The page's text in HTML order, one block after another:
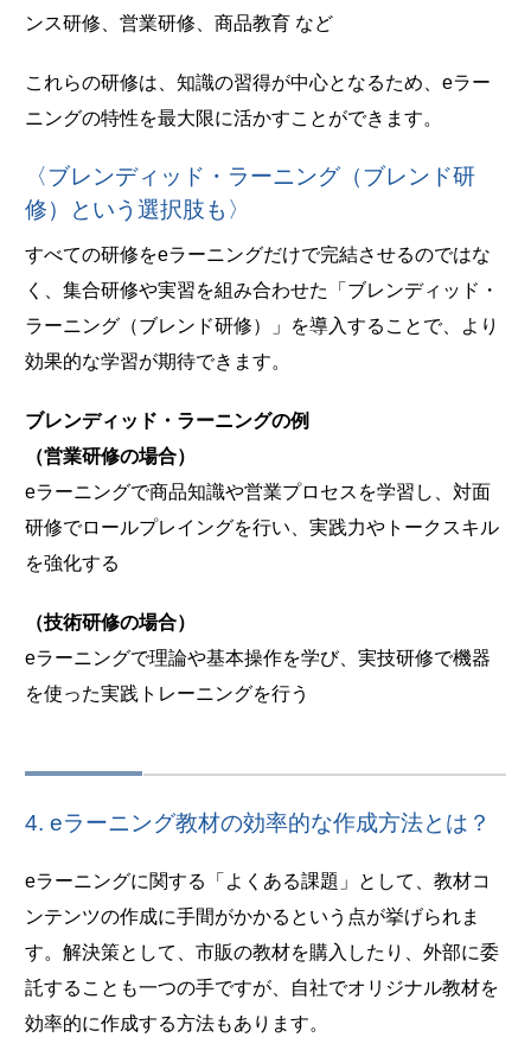
ンス研修、営業研修、商品教育 など
これらの研修は、知識の習得が中心となるため、eラー
ニングの特性を最大限に活かすことができます。
〈ブレンディッド・ラーニング（ブレンド研
修）という選択肢も〉
すべての研修をeラーニングだけで完結させるのではな
く、集合研修や実習を組み合わせた「ブレンディッド・
ラーニング（ブレンド研修）」を導入することで、より
効果的な学習が期待できます。
ブレンディッド・ラーニングの例
（営業研修の場合）
eラーニングで商品知識や営業プロセスを学習し、対面
研修でロールプレイングを行い、実践力やトークスキル
を強化する
（技術研修の場合）
eラーニングで理論や基本操作を学び、実技研修で機器
を使った実践トレーニングを行う
4. eラーニング教材の効率的な作成方法とは？
eラーニングに関する「よくある課題」として、教材コ
ンテンツの作成に手間がかかるという点が挙げられま
す。解決策として、市販の教材を購入したり、外部に委
託することも一つの手ですが、自社でオリジナル教材を
効率的に作成する方法もあります。